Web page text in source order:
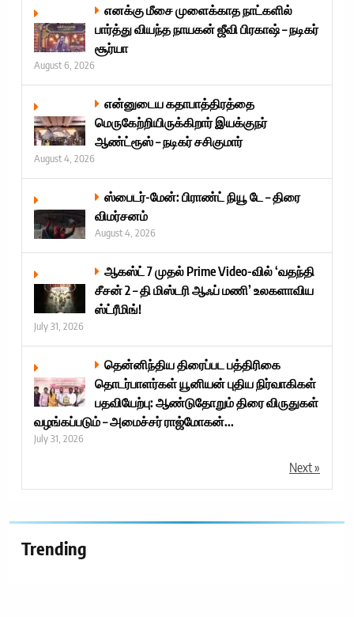
எனக்கு மீசை முளைக்காத நாட்களில்
பார்த்து வியந்த நாயகன் ஜீவி பிரகாஷ் – நடிகர்
சூர்யா
August 6, 2026
என்னுடைய கதாபாத்திரத்தை
மெருகேற்றியிருக்கிறார் இயக்குநர்
ஆண்ட்ரூஸ் – நடிகர் சசிகுமார்
August 4, 2026
ஸ்பைடர்-மேன்: பிராண்ட் நியூ டே – திரை
விமர்சனம்
August 4, 2026
ஆகஸ்ட் 7 முதல் Prime Video-வில் ‘வதந்தி
சீசன் 2 – தி மிஸ்டரி ஆஃப் மணி’ உலகளாவிய
ஸ்ட்ரீமிங்!
July 31, 2026
தென்னிந்திய திரைப்பட பத்திரிகை
தொடர்பாளர்கள் யூனியன் புதிய நிர்வாகிகள்
பதவியேற்பு: ஆண்டுதோறும் திரை விருதுகள்
வழங்கப்படும் – அமைச்சர் ராஜ்மோகன்...
July 31, 2026
Next »
Trending